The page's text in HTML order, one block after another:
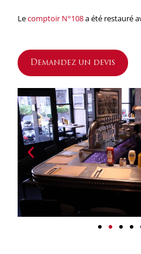
Lecomptoir N°108a été restauré
Demandez un devis